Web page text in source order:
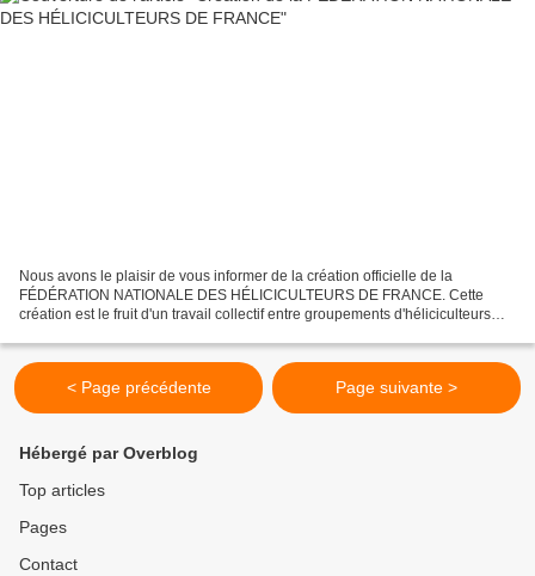
Nous avons le plaisir de vous informer de la création officielle de la
FÉDÉRATION NATIONALE DES HÉLICICULTEURS DE FRANCE. Cette
création est le fruit d'un travail collectif entre groupements d'héliciculteurs
< Page précédente Page suivante >
Hébergé par Overblog
Top articles
Pages
Contact